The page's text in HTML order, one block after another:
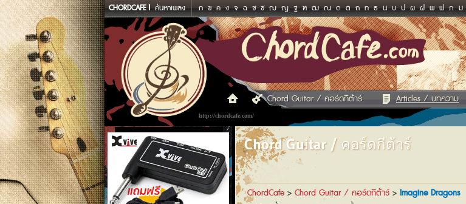
CHORDCAFE ค้นหาเพลง ก ข ค ง จ ฉ ช ซ ฌ ญ ฐ ฑ ฒ ณ ด ต ถ ท ธ น บ ป ผ ฝ พ ฟ ภ ม
http://chordcafe.com/
Chord Guitar / คอร์ดกีต้าร์ Articles / บทความ
Chord Guitar / คอร์ดกีต้าร์
ChordCafe > Chord Guitar / คอร์ดกีต้าร์ > Imagine Dragons